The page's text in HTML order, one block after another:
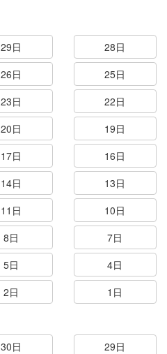
29日
28日
26日
25日
23日
22日
20日
19日
17日
16日
14日
13日
11日
10日
8日
7日
5日
4日
2日 1日
30日
29日